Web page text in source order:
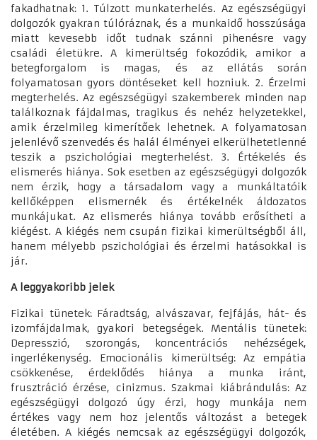
fakadhatnak: 1. Túlzott munkaterhelés. Az egészségügyi
dolgozók gyakran túlóráznak, és a munkaidő hosszúsága
miatt kevesebb időt tudnak szánni pihenésre vagy
családi életükre. A kimerültség fokozódik, amikor a
betegforgalom is magas, és az ellátás során
folyamatosan gyors döntéseket kell hozniuk. 2. Érzelmi
megterhelés. Az egészségügyi szakemberek minden nap
találkoznak fájdalmas, tragikus és nehéz helyzetekkel,
amik érzelmileg kimerítőek lehetnek. A folyamatosan
jelenlévő szenvedés és halál élményei elkerülhetetlenné
teszik a pszichológiai megterhelést. 3. Értékelés és
elismerés hiánya. Sok esetben az egészségügyi dolgozók
nem érzik, hogy a társadalom vagy a munkáltatóik
kellőképpen elismernék és értékelnék áldozatos
munkájukat. Az elismerés hiánya tovább erősítheti a
kiégést. A kiégés nem csupán fizikai kimerültségből áll,
hanem mélyebb pszichológiai és érzelmi hatásokkal is
jár.
A leggyakoribb jelek
Fizikai tünetek: Fáradtság, alvászavar, fejfájás, hát- és
izomfájdalmak, gyakori betegségek. Mentális tünetek:
Depresszió, szorongás, koncentrációs nehézségek,
ingerlékenység. Emocionális kimerültség: Az empátia
csökkenése, érdeklődés hiánya a munka iránt,
frusztráció érzése, cinizmus. Szakmai kiábrándulás: Az
egészségügyi dolgozó úgy érzi, hogy munkája nem
értékes vagy nem hoz jelentős változást a betegek
életében. A kiégés nemcsak az egészségügyi dolgozók,